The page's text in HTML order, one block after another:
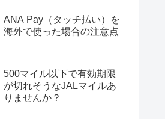
ANA Pay（タッチ払い）を
海外で使った場合の注意点
500マイル以下で有効期限
が切れそうなJALマイルあ
りませんか？